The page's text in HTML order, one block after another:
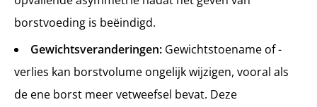
borstvoeding is beëindigd.
Gewichtsveranderingen: Gewichtstoename of -
verlies kan borstvolume ongelijk wijzigen, vooral als
de ene borst meer vetweefsel bevat. Deze